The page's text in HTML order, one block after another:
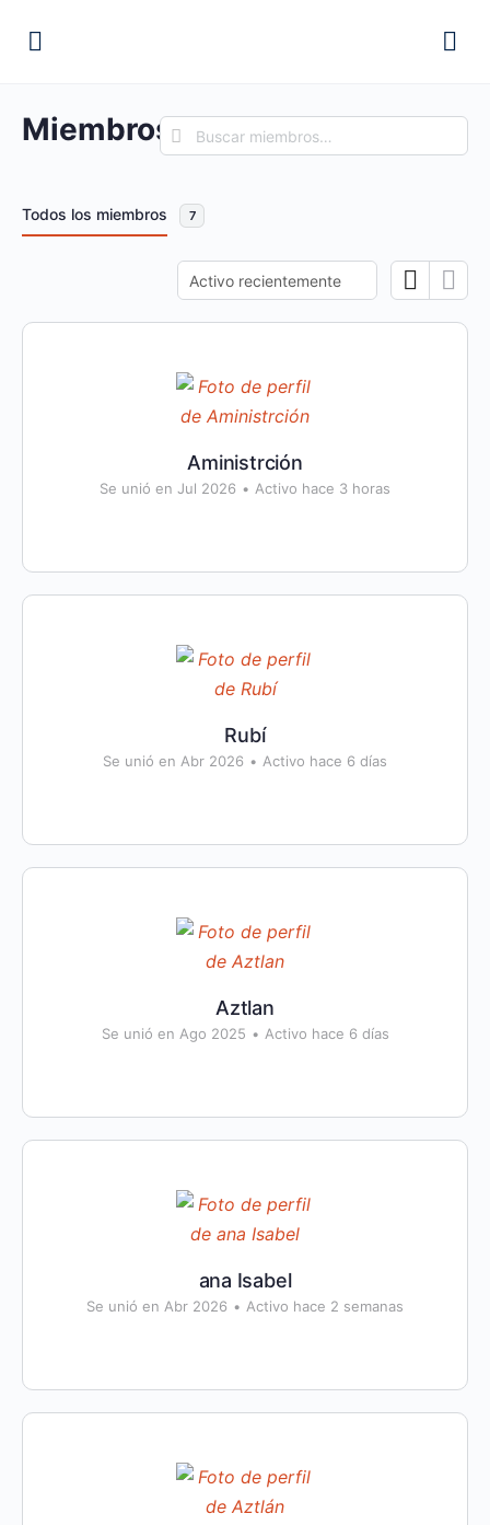
MiembrosBuscar
miembros…
Todos los miembros 7
Ordenar
por:
Aministrción
Se unió en Jul 2026 • Activo hace 3 horas
Rubí
Se unió en Abr 2026 • Activo hace 6 días
Aztlan
Se unió en Ago 2025 • Activo hace 6 días
ana Isabel
Se unió en Abr 2026 • Activo hace 2 semanas